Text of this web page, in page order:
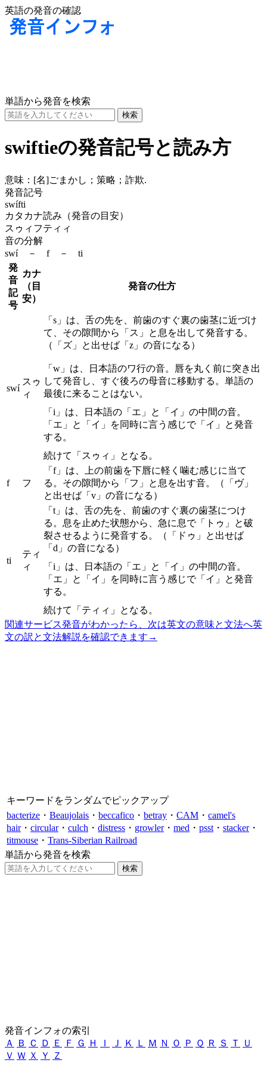
英語の発音の確認
単語から発音を検索
swiftieの発音記号と読み方
意味： [名]ごまかし；策略；詐欺.
発音記号
swífti
カタカナ読み（発音の目安）
スゥィフティィ
音の分解
swí － f － ti
発
音
記
号
カナ
（目
安）
発音の仕方
swí
スゥ
ィ
「s」は、舌の先を、前歯のすぐ裏の歯茎に近づけ
て、その隙間から「ス」と息を出して発音する。
（「ズ」と出せば「z」の音になる）
「w」は、日本語のワ行の音。唇を丸く前に突き出
して発音し、すぐ後ろの母音に移動する。単語の
最後に来ることはない。
「i」は、日本語の「エ」と「イ」の中間の音。
「エ」と「イ」を同時に言う感じで「イ」と発音
する。
続けて「スゥィ」となる。
f フ
「f」は、上の前歯を下唇に軽く噛む感じに当て
る。その隙間から「フ」と息を出す音。（「ヴ」
と出せば「v」の音になる）
ti
ティ
ィ
「t」は、舌の先を、前歯のすぐ裏の歯茎につけ
る。息を止めた状態から、急に息で「トゥ」と破
裂させるように発音する。（「ドゥ」と出せば
「d」の音になる）
「i」は、日本語の「エ」と「イ」の中間の音。
「エ」と「イ」を同時に言う感じで「イ」と発音
する。
続けて「ティィ」となる。
関連サービス発音がわかったら、次は英文の意味と文法へ英
文の訳と文法解説を確認できます →
キーワードをランダムでピックアップ
bacterize ・ Beaujolais ・ beccafico ・ betray ・ CAM ・ camel's
hair・ circular・ culch ・ distress ・ growler・ med ・ psst ・ stacker・
titmouse ・ Trans-Siberian Railroad
単語から発音を検索
発音インフォの索引
Ａ
Ｂ Ｃ Ｄ Ｅ Ｆ Ｇ Ｈ Ｉ Ｊ Ｋ Ｌ Ｍ Ｎ Ｏ Ｐ Ｑ Ｒ Ｓ Ｔ
Ｕ
Ｖ Ｗ Ｘ Ｙ Ｚ